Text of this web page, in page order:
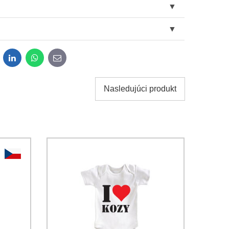
Ochrany osobných údajovspoločnosti Bomba s.r.o.
LinkedInWhatsApp
E-
mail
Nasledujúci produkt